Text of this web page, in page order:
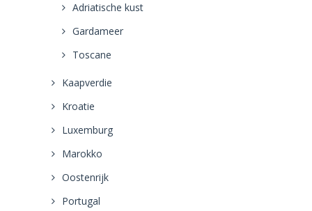
Adriatische kust
Gardameer
Toscane
Kaapverdie
Kroatie
Luxemburg
Marokko
Oostenrijk
Portugal